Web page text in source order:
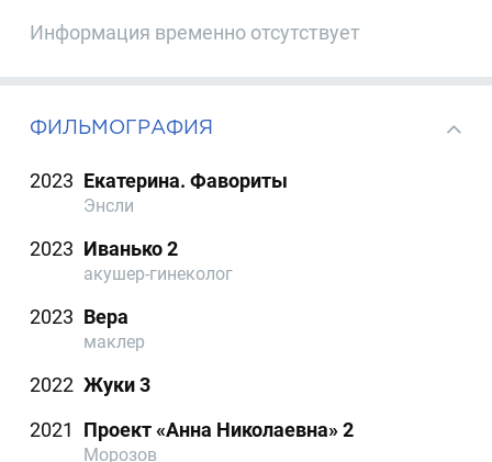
Информация временно отсутствует
ФИЛЬМОГРАФИЯ
2023 Екатерина. Фавориты
Энсли
2023 Иванько 2
акушер-гинеколог
2023 Вера
маклер
2022 Жуки 3
2021
Проект «Анна Николаевна» 2
Морозов